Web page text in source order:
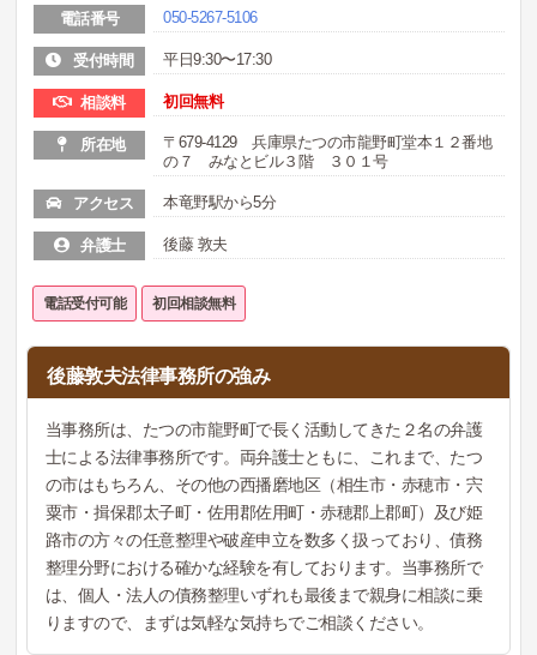
電話番号 050-5267-5106
受付時間 平日9:30〜17:30
相談料 初回無料
所在地
〒679-4129 兵庫県たつの市龍野町堂本１２番地
の７ みなとビル３階 ３０１号
アクセス 本竜野駅から5分
弁護士 後藤 敦夫
電話受付可能 初回相談無料
後藤敦夫法律事務所の強み
当事務所は、たつの市龍野町で長く活動してきた２名の弁護
士による法律事務所です。両弁護士ともに、これまで、たつ
の市はもちろん、その他の西播磨地区（相生市・赤穂市・宍
粟市・揖保郡太子町・佐用郡佐用町・赤穂郡上郡町）及び姫
路市の方々の任意整理や破産申立を数多く扱っており、債務
整理分野における確かな経験を有しております。当事務所で
は、個人・法人の債務整理いずれも最後まで親身に相談に乗
りますので、まずは気軽な気持ちでご相談ください。